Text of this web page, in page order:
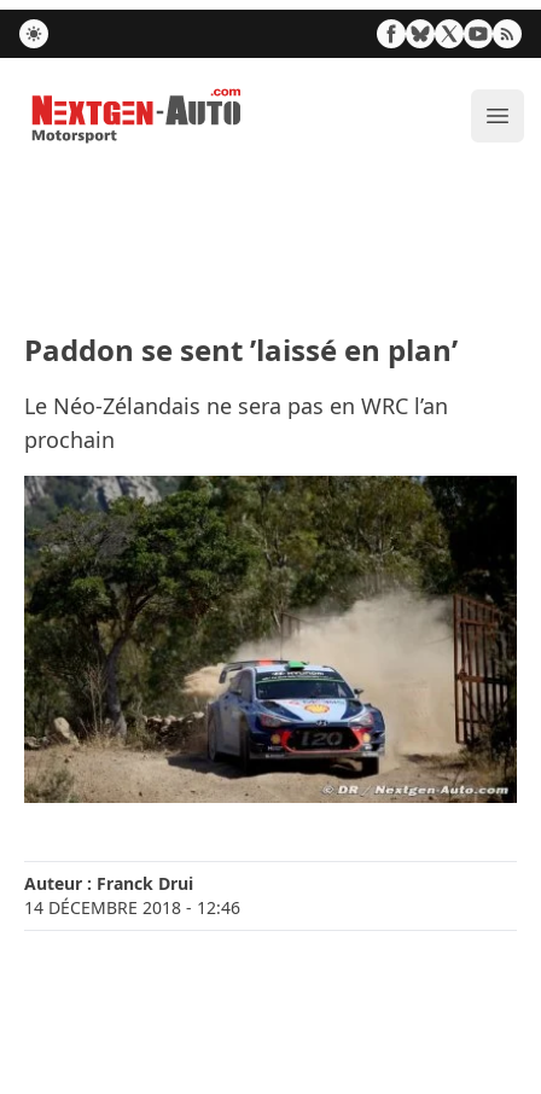
Nextgen-Auto.com
Paddon se sent ’laissé en plan’
Le Néo-Zélandais ne sera pas en WRC l’an
prochain
Auteur : Franck Drui
14 DÉCEMBRE 2018 - 12:46